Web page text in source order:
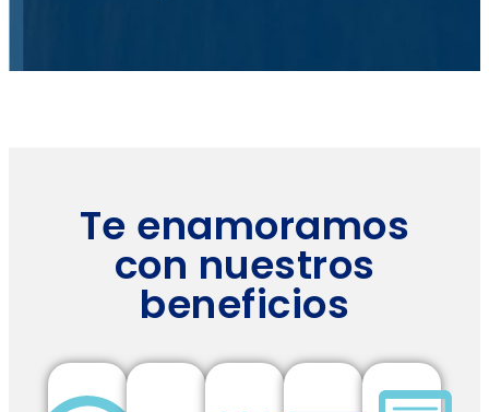
Te enamoramos
con nuestros
beneficios